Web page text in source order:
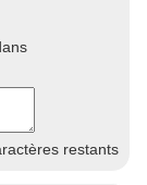
restants